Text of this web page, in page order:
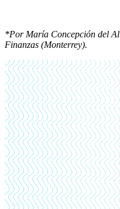
*Por María Concepción del
Finanzas (Monterrey).